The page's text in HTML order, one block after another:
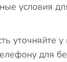
условия
уточняйте
для